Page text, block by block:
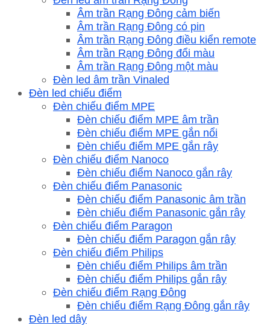
Âm trần Rạng Đông cảm biến
Âm trần Rạng Đông có pin
Âm trần Rạng Đông điều kiển remote
Âm trần Rạng Đông đổi màu
Âm trần Rạng Đông một màu
Đèn led âm trần Vinaled
Đèn led chiếu điểm
Đèn chiếu điểm MPE
Đèn chiếu điểm MPE âm trần
Đèn chiếu điểm MPE gắn nổi
Đèn chiếu điểm MPE gắn rây
Đèn chiếu điểm Nanoco
Đèn chiếu điểm Nanoco gắn rây
Đèn chiếu điểm Panasonic
Đèn chiếu điểm Panasonic âm trần
Đèn chiếu điểm Panasonic gắn rây
Đèn chiếu điểm Paragon
Đèn chiếu điểm Paragon gắn rây
Đèn chiếu điểm Philips
Đèn chiếu điểm Philips âm trần
Đèn chiếu điểm Philips gắn rây
Đèn chiếu điểm Rạng Đông
Đèn chiếu điểm Rạng Đông gắn rây
Đèn led dây